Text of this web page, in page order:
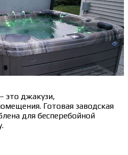
это джакузи,
Готовая заводская
для бесперебойной